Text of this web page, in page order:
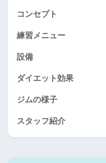
コンセプト
練習メニュー
設備
ダイエット効果
ジムの様子
スタッフ紹介